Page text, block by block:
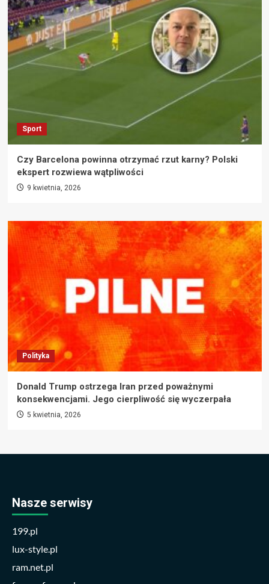
Sport
Czy Barcelona powinna otrzymać rzut karny? Polski
ekspert rozwiewa wątpliwości
9 kwietnia, 2026
Polityka
Donald Trump ostrzega Iran przed poważnymi
konsekwencjami. Jego cierpliwość się wyczerpała
5 kwietnia, 2026
Nasze serwisy
199.pl
lux-style.pl
ram.net.pl